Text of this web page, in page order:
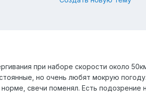
при наборе скорости около
но очень любят мокрую
свечи поменял. Есть подозрение